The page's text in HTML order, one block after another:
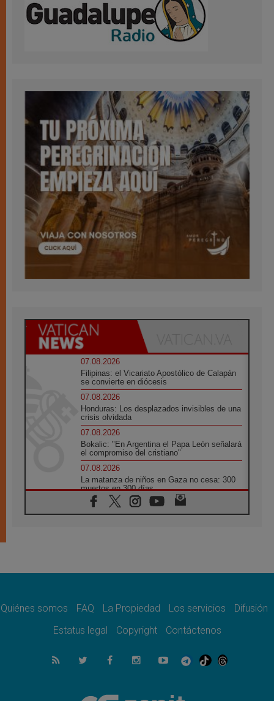
07.08.2026
Filipinas: el Vicariato Apostólico de Calapán
se convierte en diócesis
07.08.2026
Honduras: Los desplazados invisibles de una
crisis olvidada
07.08.2026
Bokalic: "En Argentina el Papa León señalará
el compromiso del cristiano"
07.08.2026
La matanza de niños en Gaza no cesa: 300
muertos en 300 días
07.08.2026
Tagle: La guerra desfigura el mundo, solo la
como misión al servicio del Evangelio
SIGNIS 2026, dar voz a las religiosas en el
07.08.2026
Lanzan un proyecto de empoderamiento
Quiénes somos FAQ La Propiedad Los servicios
Difusión
Estatus legal
Copyright Contáctenos